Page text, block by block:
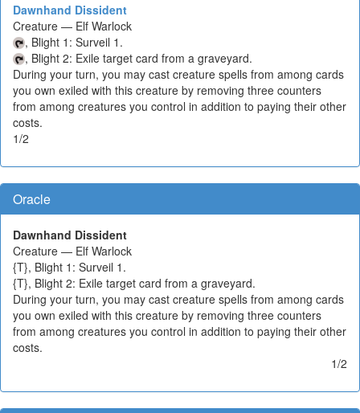
Dawnhand Dissident
Creature — Elf Warlock
, Blight 1: Surveil 1.
, Blight 2: Exile target card from a graveyard.
During your turn, you may cast creature spells from among cards
you own exiled with this creature by removing three counters
from among creatures you control in addition to paying their other
costs.
1/2
Oracle
Dawnhand Dissident
Creature — Elf Warlock
{T}, Blight 1: Surveil 1.
{T}, Blight 2: Exile target card from a graveyard.
During your turn, you may cast creature spells from among cards
you own exiled with this creature by removing three counters
from among creatures you control in addition to paying their other
costs.
1/2